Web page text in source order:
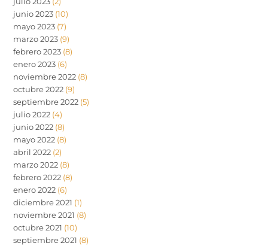
junio 2023 (10)
mayo 2023 (7)
marzo 2023 (9)
febrero 2023 (8)
enero 2023 (6)
noviembre 2022 (8)
octubre 2022 (9)
septiembre 2022 (5)
julio 2022 (4)
junio 2022 (8)
mayo 2022 (8)
abril 2022 (2)
marzo 2022 (8)
febrero 2022 (8)
enero 2022 (6)
diciembre 2021 (1)
noviembre 2021 (8)
octubre 2021 (10)
septiembre 2021 (8)